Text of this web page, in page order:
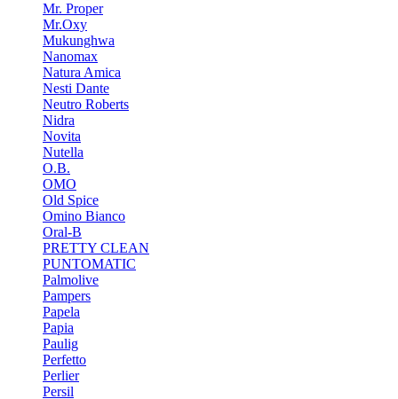
Mr. Proper
Mr.Oxy
Mukunghwa
Nanomax
Natura Amica
Nesti Dante
Neutro Roberts
Nidra
Novita
Nutella
O.B.
OMO
Old Spice
Omino Bianco
Oral-B
PRETTY CLEAN
PUNTOMATIC
Palmolive
Pampers
Papela
Papia
Paulig
Perfetto
Perlier
Persil